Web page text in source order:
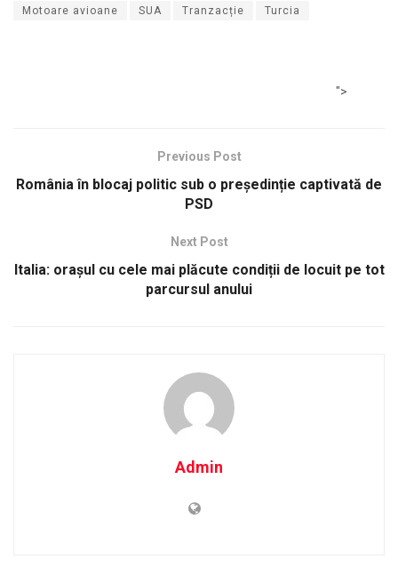
Motoare avioane SUA Tranzacție Turcia
">
Previous Post
România în blocaj politic sub o președinție captivată de
PSD
Next Post
Italia: orașul cu cele mai plăcute condiții de locuit pe tot
parcursul anului
Admin